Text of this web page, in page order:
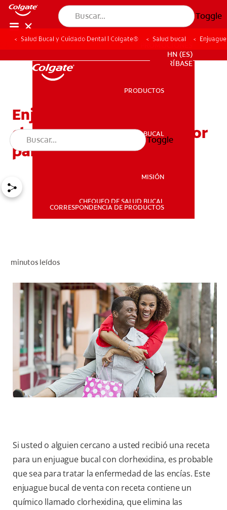
Toggle
SALUD BUCAL
PROMOCIONES
HN (ES)
SUSCRÍBASE
HN (ES)
SUSCRÍBASE
PRODUCTOS
SALUD BUCAL
MISIÓN
CHEQUEO DE SALUD BUCAL
CORRESPONDENCIA DE PRODUCTOS
Toggle
Salud Bucal y Cuidado Dental | Colgate® Salud bucal
Enjuagues bucales con
clorhexidina: ¿Son lo mejor
para usted?
minutos leídos
Si usted o alguien cercano a usted recibió una receta
para un enjuague bucal con clorhexidina, es probable
que sea para tratar la enfermedad de las encías. Este
enjuague bucal de venta con receta contiene un
químico llamado clorhexidina, que elimina las